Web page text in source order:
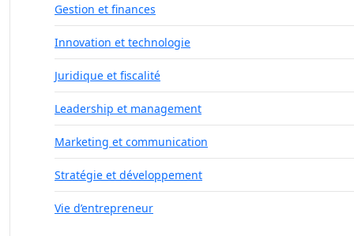
Gestion et finances
Innovation et technologie
Juridique et fiscalité
Leadership et management
Marketing et communication
Stratégie et développement
Vie d’entrepreneur